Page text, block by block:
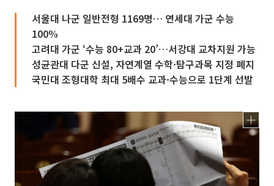
서울대 나군 일반전형 1169명… 연세대 가군 수능
100%
고려대 가군 ‘수능 80+교과 20’…서강대 교차지원 가능
성균관대 다군 신설, 자연계열 수학·탐구과목 지정 폐지
국민대 조형대학 최대 5배수 교과·수능으로 1단계 선발